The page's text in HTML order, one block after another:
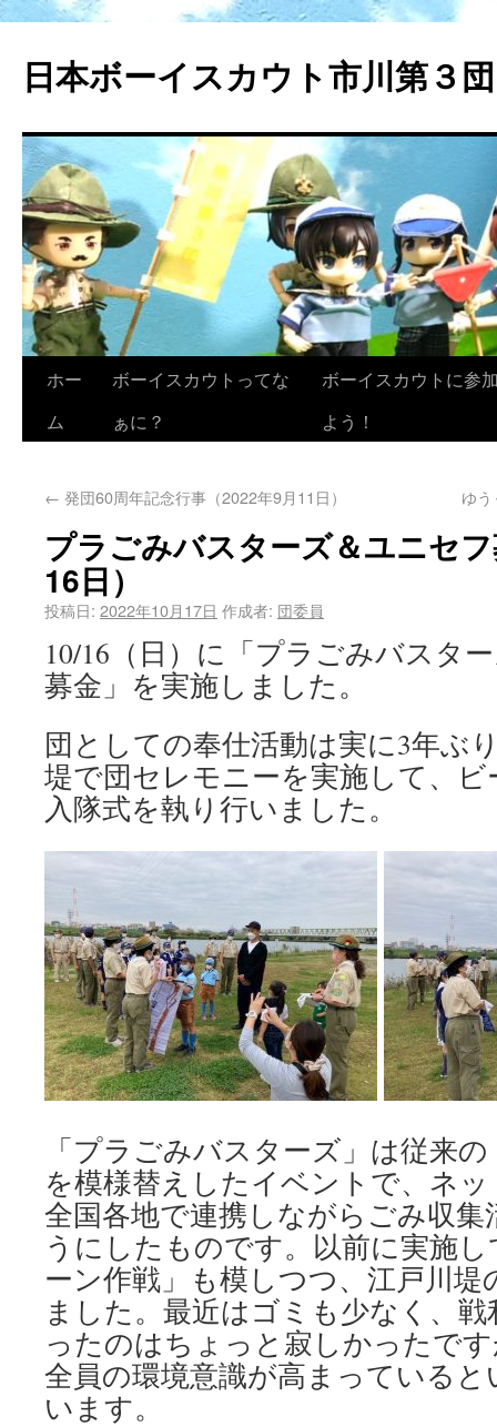
日本ボーイスカウト市川第３団
ホー
ム
ボーイスカウトってな
ぁに？
ボーイスカウトに参
よう！
← 発団60周年記念行事（2022年9月11日） ゆ
プラごみバスターズ＆ユニセ
16日）
投稿日: 2022年10月17日 作成者: 団委員
10/16（日）に「プラごみバスタ
募金」を実施しました。
団としての奉仕活動は実に3年ぶ
堤で団セレモニーを実施して、
入隊式を執り行いました。
「プラごみバスターズ」は従来
を模様替えしたイベントで、ネ
全国各地で連携しながらごみ収
うにしたものです。以前に実施
ーン作戦」も模しつつ、江戸川堤
ました。最近はゴミも少なく、
ったのはちょっと寂しかったで
全員の環境意識が高まっている
います。